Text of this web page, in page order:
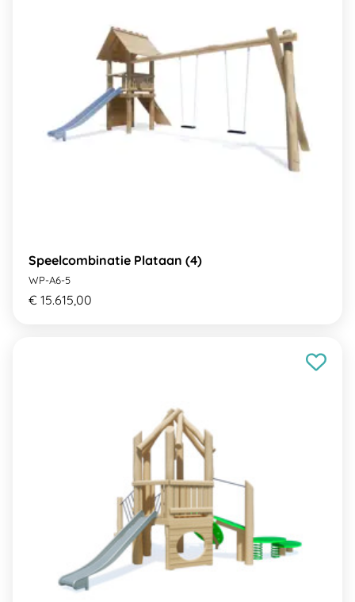
Speelcombinatie Plataan (4)
WP-A6-5
€ 15.615,00